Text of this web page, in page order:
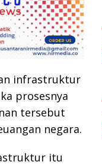
infrastruktur
prosesnya
tersebut
negara.
itu